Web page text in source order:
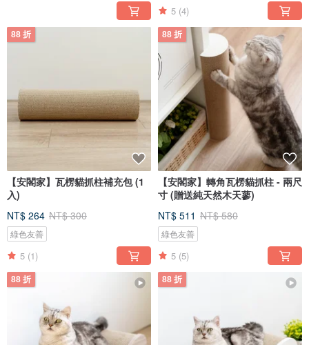
5 (4)
88 折
【安閣家】瓦楞貓抓柱補充包 (1
入)
NT$ 264 NT$ 300
綠色友善
5 (1)
88 折
【安閣家】轉角瓦楞貓抓柱 - 兩尺
寸 (贈送純天然木天蓼)
NT$ 511 NT$ 580
綠色友善
5 (5)
88 折 88 折